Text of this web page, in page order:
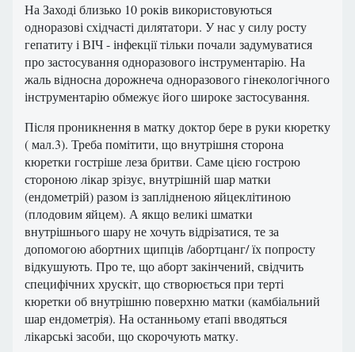
На Заході близько 10 років використовуються
одноразові східчасті дилятатори. У нас у силу росту
гепатиту і ВІЧ - інфекції тільки почали задумуватися
про застосування одноразового інструментарію. На
жаль відносна дорожнеча одноразового гінекологічного
інструментарію обмежує його широке застосування.
Після проникнення в матку доктор бере в руки кюретку
( мал.3). Треба помітити, що внутрішня сторона
кюретки гостріше леза бритви. Саме цією гострою
стороною лікар зрізує, внутрішній шар матки
(ендометрій) разом із заплідненою яйцеклітиною
(плодовим яйцем). А якщо великі шматки
внутрішнього шару не хочуть відрізатися, те за
допомогою абортних щипців /абортцанг/ їх попросту
відкушують. Про те, що аборт закінчений, свідчить
специфічних хрускіт, що створюється при терті
кюретки об внутрішню поверхню матки (камбіальний
шар ендометрія). На останньому етапі вводяться
лікарські засоби, що скорочують матку.